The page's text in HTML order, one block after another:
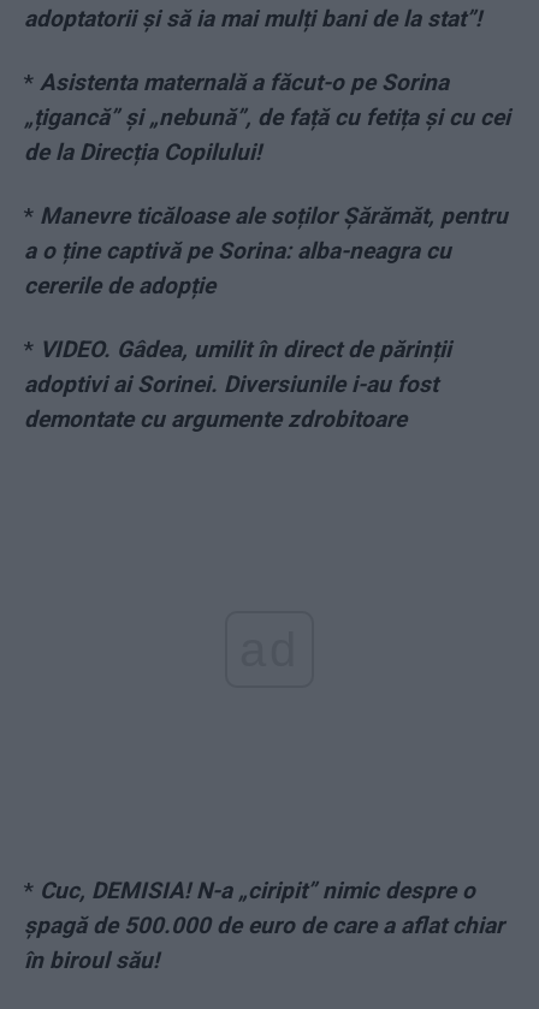
adoptatorii și să ia mai mulți bani de la stat”!
* Asistenta maternală a făcut-o pe Sorina
„țigancă” și „nebună”, de față cu fetița și cu cei
de la Direcția Copilului!
* Manevre ticăloase ale soților Șărămăt, pentru
a o ține captivă pe Sorina: alba-neagra cu
cererile de adopție
* VIDEO. Gâdea, umilit în direct de părinții
adoptivi ai Sorinei. Diversiunile i-au fost
demontate cu argumente zdrobitoare
* Cuc, DEMISIA! N-a „ciripit” nimic despre o
şpagă de 500.000 de euro de care a aflat chiar
în biroul său!